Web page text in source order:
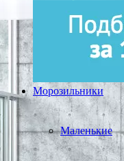
Морозильники
Маленькие